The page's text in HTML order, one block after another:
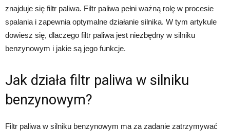
znajduje się filtr paliwa. Filtr paliwa pełni ważną rolę w procesie
spalania i zapewnia optymalne działanie silnika. W tym artykule
dowiesz się, dlaczego filtr paliwa jest niezbędny w silniku
benzynowym i jakie są jego funkcje.
Jak działa filtr paliwa w silniku
benzynowym?
Filtr paliwa w silniku benzynowym ma za zadanie zatrzymywać